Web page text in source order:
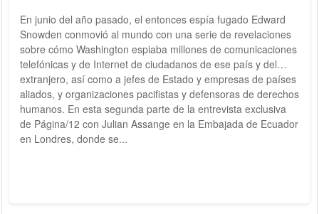
En junio del año pasado, el entonces espía fugado Edward
Snowden conmovió al mundo con una serie de revelaciones
sobre cómo Washington espiaba millones de comunicaciones
telefónicas y de Internet de ciudadanos de ese país y del
extranjero, así como a jefes de Estado y empresas de países
aliados, y organizaciones pacifistas y defensoras de derechos
humanos. En esta segunda parte de la entrevista exclusiva
de Página/12 con Julian Assange en la Embajada de Ecuador
en Londres, donde se...